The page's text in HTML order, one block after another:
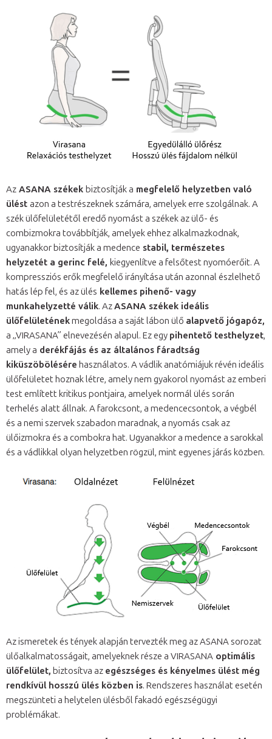
Az ASANA székek biztosítják a megfelelő helyzetben való
ülést azon a testrészeknek számára, amelyek erre szolgálnak. A
szék ülőfelületétől eredő nyomást a székek az ülő- és
combizmokra továbbítják, amelyek ehhez alkalmazkodnak,
ugyanakkor biztosítják a medence stabil, természetes
helyzetét a gerinc felé, kiegyenlítve a felsőtest nyomóerőit. A
kompressziós erők megfelelő irányítása után azonnal észlelhető
hatás lép fel, és az ülés kellemes pihenő- vagy
munkahelyzetté válik. AzASANA székek ideális
ülőfelületénekmegoldása a saját lábon ülő alapvető jógapóz,
a „VIRASANA” elnevezésén alapul. Ez egy pihentető testhelyzet,
amely a derékfájás és az általános fáradtság
kiküszöbölésére használatos. A vádlik anatómiájuk révén ideális
ülőfelületet hoznak létre, amely nem gyakorol nyomást az emberi
test említett kritikus pontjaira, amelyek normál ülés során
terhelés alatt állnak. A farokcsont, a medencecsontok, a végbél
és a nemi szervek szabadon maradnak, a nyomás csak az
ülőizmokra és a combokra hat. Ugyanakkor a medence a sarokkal
és a vádlikkal olyan helyzetben rögzül, mint egyenes járás közben.
Az ismeretek és tények alapján tervezték meg az ASANA sorozat
ülőalkalmatosságait, amelyeknek része a VIRASANA optimális
ülőfelület, biztosítva az egészséges és kényelmes ülést még
rendkívül hosszú ülés közben is. Rendszeres használat esetén
megszünteti a helytelen ülésből fakadó egészségügyi
problémákat.